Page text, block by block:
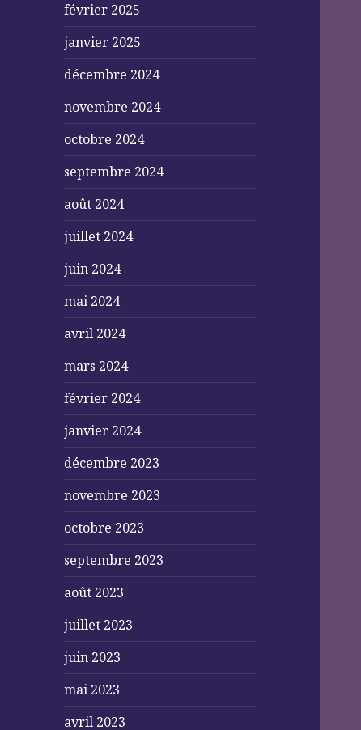
février 2025
janvier 2025
décembre 2024
novembre 2024
octobre 2024
septembre 2024
août 2024
juillet 2024
juin 2024
mai 2024
avril 2024
mars 2024
février 2024
janvier 2024
décembre 2023
novembre 2023
octobre 2023
septembre 2023
août 2023
juillet 2023
juin 2023
mai 2023
avril 2023